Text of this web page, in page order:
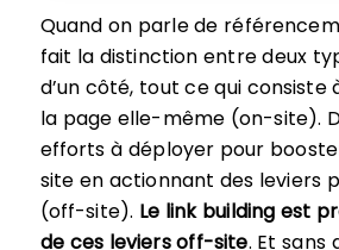
Quand on parle de
fait la distinction entre deux
d’un côté, tout ce qui consiste
la page elle-même (on-site).
efforts à déployer pour
site en actionnant des leviers
(off-site). Le link building est
de ces leviers off-site. Et sans